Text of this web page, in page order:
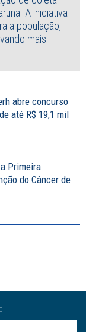
A iniciativa
a população,
mais
abre concurso
até R$ 19,1 mil
Primeira
do Câncer de